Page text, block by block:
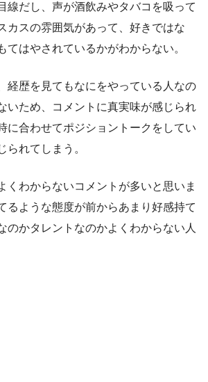
線だし、声が酒飲みやタバコを吸って
カスの雰囲気があって、好きではな
てはやされているかがわからない。
経歴を見てもなにをやっている人なの
いため、コメントに真実味が感じられ
に合わせてポジショントークをしてい
られてしまう。
くわからないコメントが多いと思いま
るような態度が前からあまり好感持て
のかタレントなのかよくわからない人